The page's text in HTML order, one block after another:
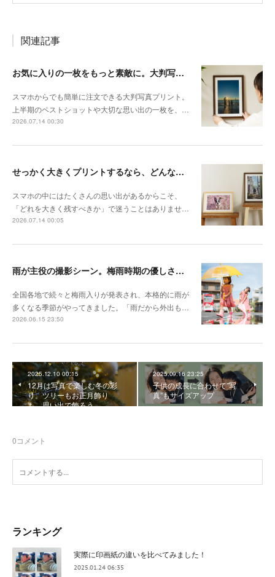
関連記事
お気に入りの一枚をもっと素敵に。大判写真プリントの飾り方
スマホからでも簡単に注文できる大判写真プリント。
上半期のベストショットや大切な思い出の一枚を、…
2026.07.14 00:30
せっかく大きくプリントするなら、どんな写真が向いている？
スマホの中にはたくさんの思い出があるからこそ、
「どれを大きく残すべきか」で迷うことはありませ…
2026.07.14 00:05
雨が主役の撮影シーン。梅雨時期の優しさを切り取る撮影テクニック
全国各地で続々と梅雨入りが発表され、本格的に雨が
多くなる季節がやってきました。「雨だから外出も…
2026.06.15 23:50
2025.12.10 00:15
12月は写真で楽しむ冬の彩
り。ツリーもお正月飾り
も、思い出で飾ろう
2025.09.16 23:25
子供の成長に合わせて”写
真”もサイズアップ
0コメント
ランキング
実際に印画紙の違いを比べてみました！
2025.01.24 06:35